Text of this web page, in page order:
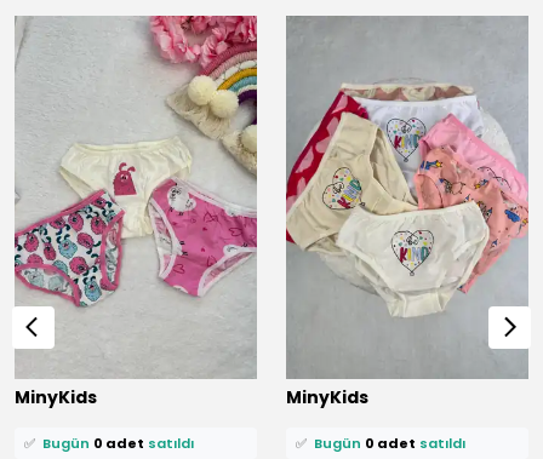
MinyKids
⭐️ Bu ürünü0 kişifavoriledi!
0 kişi
✅ Bugün 0 adet satıldı
MinyKids
⭐️ Bu ürünü0 kişifavoriledi!
0 kişi
✅ Bugün 0 adet satıldı